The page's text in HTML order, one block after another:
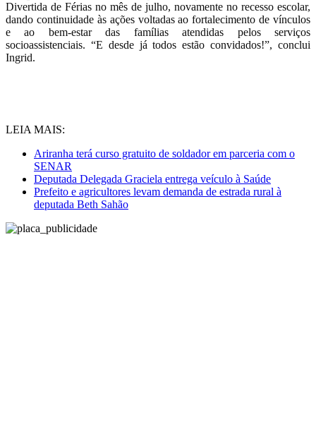
Divertida de Férias no mês de julho, novamente no recesso escolar,
dando continuidade às ações voltadas ao fortalecimento de vínculos
e ao bem-estar das famílias atendidas pelos serviços
socioassistenciais. “E desde já todos estão convidados!”, conclui
Ingrid.
LEIA MAIS:
Ariranha terá curso gratuito de soldador em parceria com o
SENAR
Deputada Delegada Graciela entrega veículo à Saúde
Prefeito e agricultores levam demanda de estrada rural à
deputada Beth Sahão